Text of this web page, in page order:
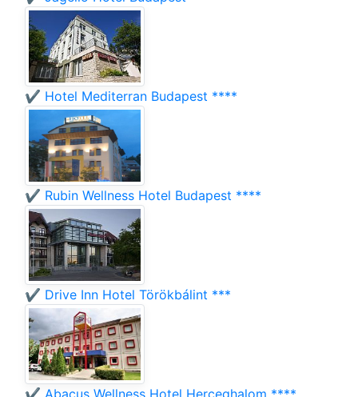
✔️ Hotel Mediterran Budapest ****
✔️ Rubin Wellness Hotel Budapest ****
✔️ Drive Inn Hotel Törökbálint ***